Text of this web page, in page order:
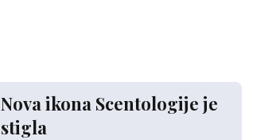
Nova ikona Scentologije je
stigla